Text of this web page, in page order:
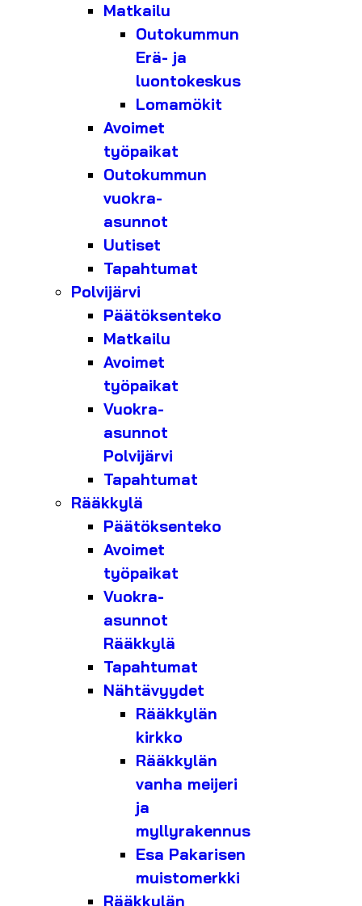
Matkailu
Outokummun
Erä- ja
luontokeskus
Lomamökit
Avoimet
työpaikat
Outokummun
vuokra-
asunnot
Uutiset
Tapahtumat
Polvijärvi
Päätöksenteko
Matkailu
Avoimet
työpaikat
Vuokra-
asunnot
Polvijärvi
Tapahtumat
Rääkkylä
Päätöksenteko
Avoimet
työpaikat
Vuokra-
asunnot
Rääkkylä
Tapahtumat
Nähtävyydet
Rääkkylän
kirkko
Rääkkylän
vanha meijeri
ja
myllyrakennus
Esa Pakarisen
muistomerkki
Rääkkylän